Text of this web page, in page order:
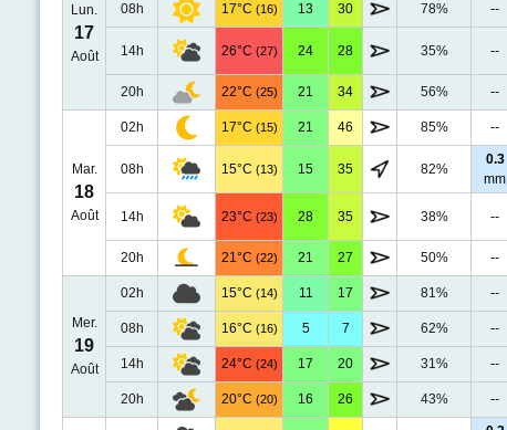
Lun.
17
Août
08h 17°C (16) 13 30 78% --
14h 26°C (27) 24 28 35% --
20h 22°C (25) 21 34 56% --
Mar.
18
Août
02h 17°C (15) 21 46 85% --
08h 15°C (13) 15 35 82%
0.3
mm
14h 23°C (23) 28 35 38% --
20h 21°C (22) 21 27 50% --
Mer.
19
Août
02h 15°C (14) 11 17 81% --
08h 16°C (16) 5 7 62% --
14h 24°C (24) 17 20 31% --
20h 20°C (20) 16 26 43% --